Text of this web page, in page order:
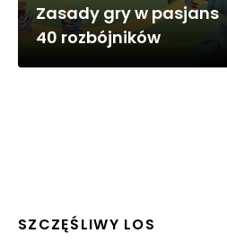
Zasady gry w pasjans
40 rozbójników
SZCZĘŚLIWY LOS